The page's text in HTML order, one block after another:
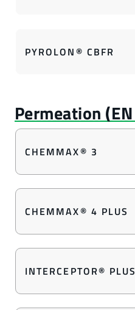
PYROLON® CBFR
CHEMMAX® 3
CHEMMAX® 4 PLUS
INTERCEPTOR® PLUS